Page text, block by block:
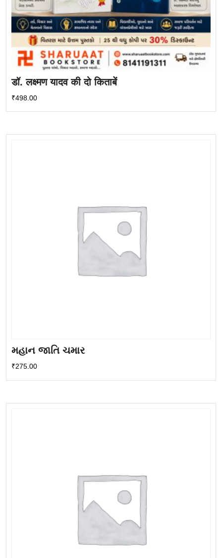
डॉ. लक्ष्मण यादव की दो किताबें
₹498.00
મહાન જાતિ ચમાર
₹275.00